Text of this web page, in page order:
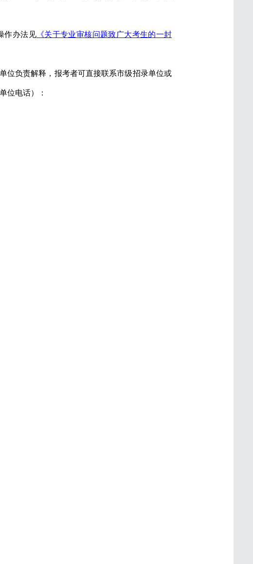
作办法见《关于专业审核问题致广大考生的一封
位负责解释，报考者可直接联系市级招录单位或
位电话）：